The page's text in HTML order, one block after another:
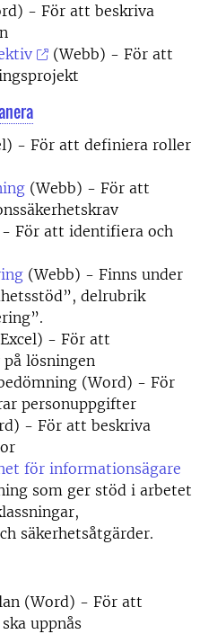
- För att beskriva
(Webb) - För att
- För att definiera roller
(Webb) - För att
- För att identifiera och
(Webb) - Finns under
delrubrik
- För att
lösningen
(Word) - För
personuppgifter
- För att beskriva
för informationsägare
som ger stöd i arbetet
säkerhetsåtgärder.
(Word) - För att
uppnås